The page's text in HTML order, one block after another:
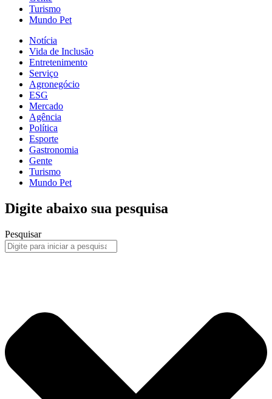
Turismo
Mundo Pet
Notícia
Vida de Inclusão
Entretenimento
Serviço
Agronegócio
ESG
Mercado
Agência
Política
Esporte
Gastronomia
Gente
Turismo
Mundo Pet
Digite abaixo sua pesquisa
Pesquisar